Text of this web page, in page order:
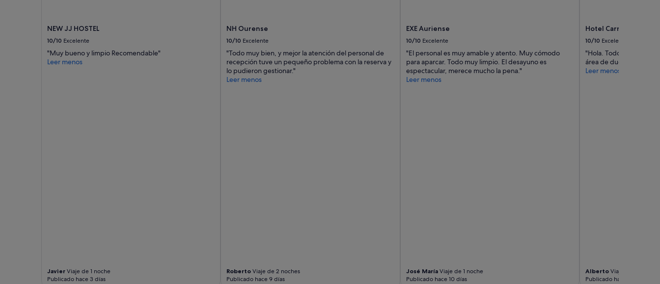
NEW JJ HOSTEL
10/10 Excelente
"Muy bueno y limpio Recomendable"
Leer menos
Javier Viaje de 1 noche
Publicado hace 3 días
NH Ourense
10/10 Excelente
"Todo muy bien, y mejor la atención del personal de
recepción tuve un pequeño problema con la reserva y
lo pudieron gestionar."
Leer menos
Roberto Viaje de 2 noches
Publicado hace 9 días
EXE Auriense
10/10 Excelente
"El personal es muy amable y atento. Muy cómodo
para aparcar. Todo muy limpio. El desayuno es
espectacular, merece mucho la pena."
Leer menos
José MaríaViaje de 1 noche
Publicado hace 10 días
Hotel Carrís Cardenal
10/10 Excelente
"Hola. Todo bien.
área de ducha."
Leer menos
AlbertoViaje de 1 noche
Publicado hace 13 días